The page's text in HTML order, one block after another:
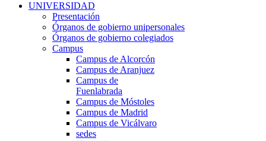
UNIVERSIDAD
Presentación
Órganos de gobierno unipersonales
Órganos de gobierno colegiados
Campus
Campus de Alcorcón
Campus de Aranjuez
Campus de
Fuenlabrada
Campus de Móstoles
Campus de Madrid
Campus de Vicálvaro
sedes